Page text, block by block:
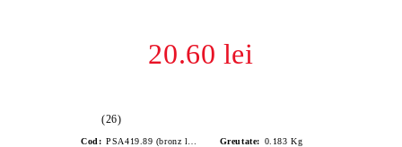
20.60 lei
(26)
Cod: Greutate: 0.183 Kg